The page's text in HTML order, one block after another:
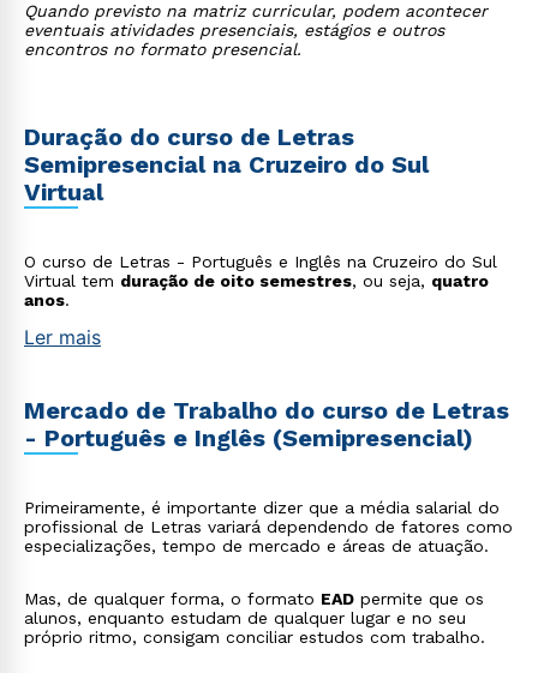
Quando previsto na matriz curricular, podem acontecer
eventuais atividades presenciais, estágios e outros
encontros no formato presencial.
Duração do curso de Letras
Semipresencial na Cruzeiro do Sul
Virtual
O curso de Letras - Português e Inglês na Cruzeiro do Sul
Virtual tem duração de oito semestres, ou seja, quatro
anos.
Ler mais
Mercado de Trabalho do curso de Letras
- Português e Inglês (Semipresencial)
Primeiramente, é importante dizer que a média salarial do
profissional de Letras variará dependendo de fatores como
especializações, tempo de mercado e áreas de atuação.
Mas, de qualquer forma, o formato EAD permite que os
alunos, enquanto estudam de qualquer lugar e no seu
próprio ritmo, consigam conciliar estudos com trabalho.